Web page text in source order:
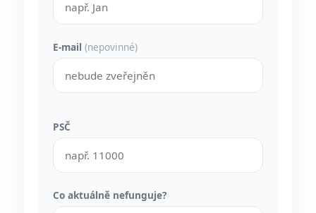
E-mail (nepovinné)
PSČ
Co aktuálně nefunguje?